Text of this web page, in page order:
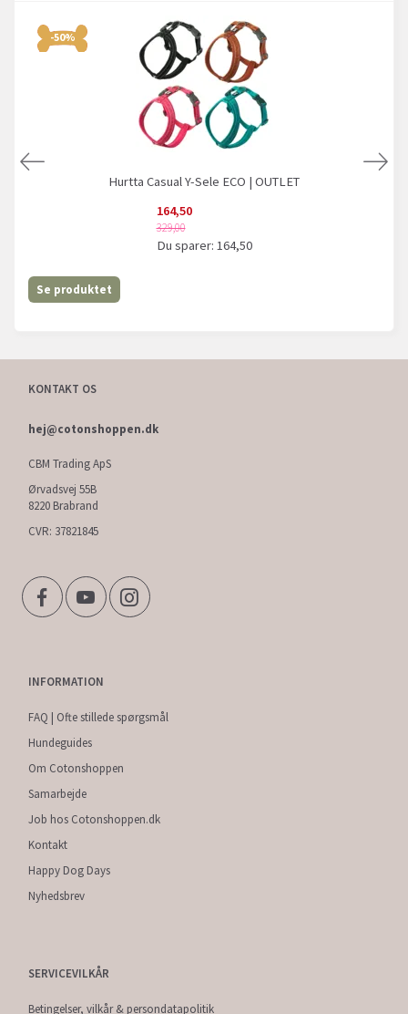
-50%
Hurtta Casual Y-Sele ECO | OUTLET
164,50
329,00
Du sparer: 164,50
Se produktet
KONTAKT OS
hej@cotonshoppen.dk
CBM Trading ApS
Ørvadsvej 55B
8220 Brabrand
CVR: 37821845
INFORMATION
FAQ | Ofte stillede spørgsmål
Hundeguides
Om Cotonshoppen
Samarbejde
Job hos Cotonshoppen.dk
Kontakt
Happy Dog Days
Nyhedsbrev
SERVICEVILKÅR
Betingelser, vilkår & persondatapolitik